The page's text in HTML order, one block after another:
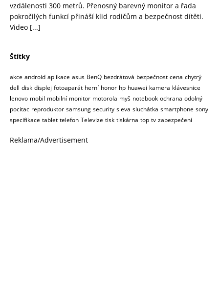
vzdálenosti 300 metrů. Přenosný barevný monitor a řada
pokročilých funkcí přináší klid rodičům a bezpečnost dítěti.
Video [...]
Štítky
akce android aplikace asus BenQ bezdrátová bezpečnost cena chytrý
dell disk displej fotoaparát herní honor hp huawei kamera klávesnice
lenovo mobil mobilní monitor motorola myš notebook ochrana odolný
pocitac reproduktor samsung security sleva sluchátka smartphone sony
specifikace tablet telefon Televize tisk tiskárna top tv zabezpečení
Reklama/Advertisement